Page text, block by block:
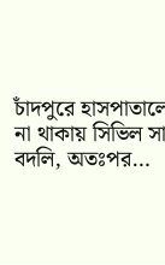
চাঁদপুরে
না থাকায় সিভিল
বদলি, অতঃপর…